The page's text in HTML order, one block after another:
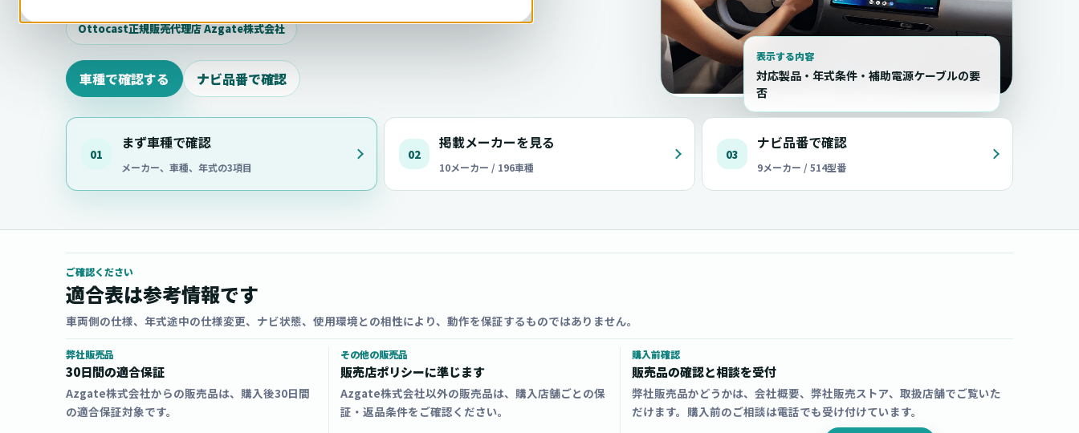
Ottocast正規販売代理店 Azgate株式会社
車種で確認する ナビ品番で確認
表示する内容
対応製品・年式条件・補助電源ケーブルの要
否
01
まず車種で確認
メーカー、車種、年式の3項目
02
掲載メーカーを見る
10メーカー / 196車種
03
ナビ品番で確認
9メーカー / 514型番
ご確認ください
適合表は参考情報です
車両側の仕様、年式途中の仕様変更、ナビ状態、使用環境との相性により、動作を保証するものではありません。
弊社販売品
30日間の適合保証
Azgate株式会社からの販売品は、購入後30日間
の適合保証対象です。
その他の販売品
販売店ポリシーに準じます
Azgate株式会社以外の販売品は、購入店舗ごとの保
証・返品条件をご確認ください。
購入前確認
販売品の確認と相談を受付
弊社販売品かどうかは、会社概要、弊社販売ストア、取扱店舗でご覧いた
だけます。購入前のご相談は電話でも受け付けています。